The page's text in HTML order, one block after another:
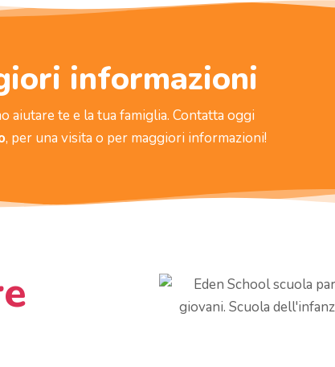
informazioni
aiutare te e la tua famiglia. Contatta oggi
, per una visita o per maggiori informazioni!